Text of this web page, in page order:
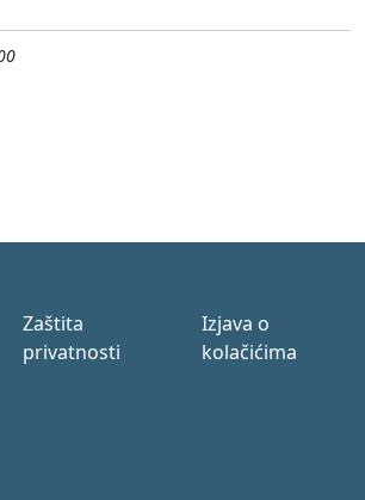
Zaštita
privatnosti
Izjava o
kolačićima